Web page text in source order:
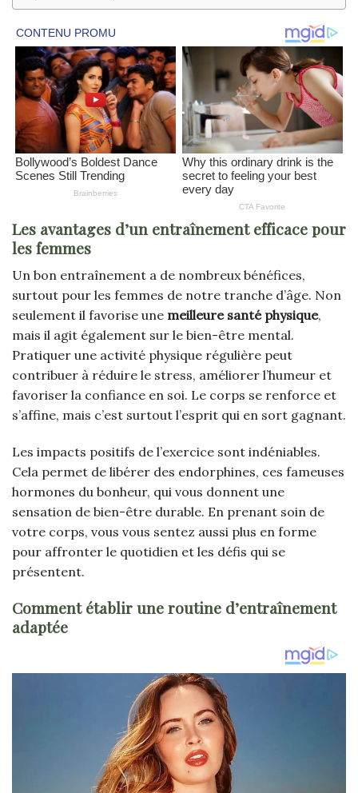
Les avantages d’un entraînement efficace pour
les femmes
Un bon entraînement a de nombreux bénéfices,
surtout pour les femmes de notre tranche d’âge. Non
seulement il favorise une meilleure santé physique,
mais il agit également sur le bien-être mental.
Pratiquer une activité physique régulière peut
contribuer à réduire le stress, améliorer l’humeur et
favoriser la confiance en soi. Le corps se renforce et
s’affine, mais c’est surtout l’esprit qui en sort gagnant.
Les impacts positifs de l’exercice sont indéniables.
Cela permet de libérer des endorphines, ces fameuses
hormones du bonheur, qui vous donnent une
sensation de bien-être durable. En prenant soin de
votre corps, vous vous sentez aussi plus en forme
pour affronter le quotidien et les défis qui se
présentent.
Comment établir une routine d’entraînement
adaptée